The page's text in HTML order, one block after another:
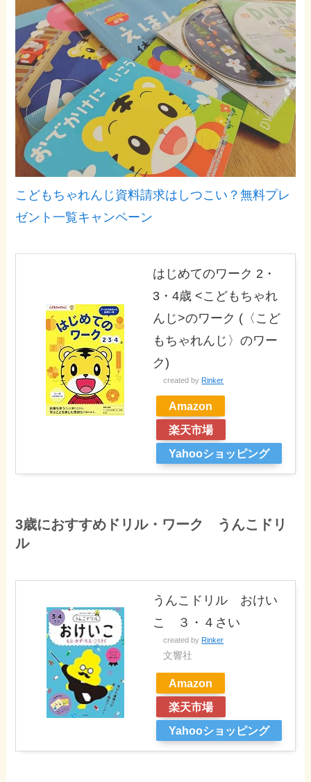
こどもちゃれんじ資料請求はしつこい？無料プレ
ゼント一覧キャンペーン
はじめてのワーク 2・
3・4歳 <こどもちゃれ
んじ>のワーク (〈こど
もちゃれんじ〉のワー
ク)
created by Rinker
Amazon
楽天市場
Yahooショッピング
3歳におすすめドリル・ワーク うんこドリ
ル
うんこドリル おけい
こ ３・４さい
created by Rinker
文響社
Amazon
楽天市場
Yahooショッピング